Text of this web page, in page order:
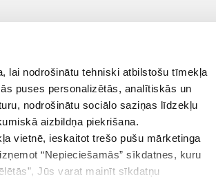
lai nodrošinātu tehniski atbilstošu tīmekļa
puses personalizētās, analītiskās un
nodrošinātu sociālo saziņas līdzekļu
aizbildņa piekrišana.
vietnē, ieskaitot trešo pušu mārketinga
“Nepieciešamās” sīkdatnes, kuru
Jūs varat mainīt sīkdatņu
Atgriezties tēmā